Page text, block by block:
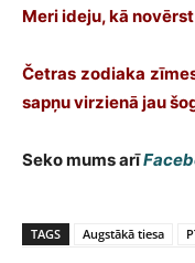
Meri ideju, kā
Četras zodiaka
sapņu virzienā jau
Seko mums arī
TAGS Augstākā tiesa